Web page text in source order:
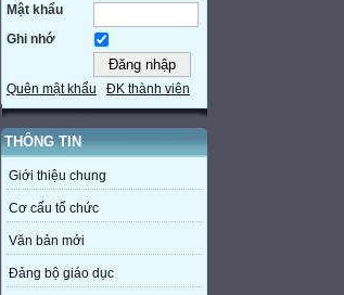
Mật khẩu
Ghi nhớ
Quên mật khẩu ĐK thành viên
THÔNG TIN
Giới thiệu chung
Cơ cấu tổ chức
Văn bản mới
Đảng bộ giáo dục